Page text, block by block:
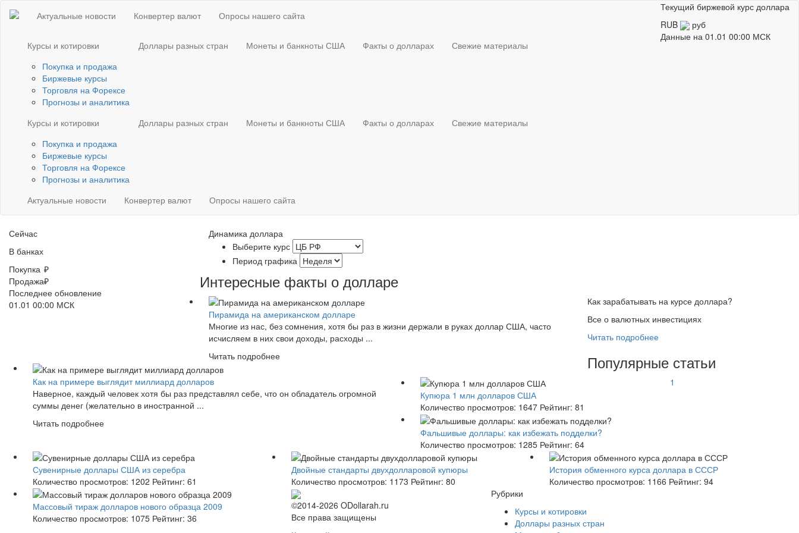
Текущий биржевой курс доллара
RUB
руб
Данные на 01.01 00:00 МСК
Актуальные новости Конвертер валют Опросы нашего сайта
Курсы и котировки
Покупка и продажа
Биржевые курсы
Торговля на Форексе
Прогнозы и аналитика
Доллары разных стран Монеты и банкноты США Факты о долларах Свежие материалы
Курсы и котировки
Покупка и продажа
Биржевые курсы
Торговля на Форексе
Прогнозы и аналитика
Доллары разных стран Монеты и банкноты США Факты о долларах Свежие материалы
Актуальные новости Конвертер валют Опросы нашего сайта
Сейчас
В банках
Покупка ₽
Продажа₽
Последнее обновление
01.01 00:00 МСК
Динамика доллара
Выберите курс
Период графика
Интересные факты о долларе
Пирамида на американском долларе
Многие из нас, без сомнения, хотя бы раз в жизни держали в руках доллар США, часто
исчисляем в них свои доходы, расходы ...
Читать подробнее
Как на примере выглядит миллиард долларов
Наверное, каждый человек хотя бы раз представлял себе, что он обладатель огромной
суммы денег (желательно в иностранной ...
Читать подробнее
Как зарабатывать на курсе доллара?
Все о валютных инвестициях
Читать подробнее
Популярные статьи
Купюра 1 млн долларов США
Количество просмотров: 1647 Рейтинг: 81
Фальшивые доллары: как избежать подделки?
Количество просмотров: 1285 Рейтинг: 64
Сувенирные доллары США из серебра
Количество просмотров: 1202 Рейтинг: 61
Двойные стандарты двухдолларовой купюры
Количество просмотров: 1173 Рейтинг: 80
История обменного курса доллара в СССР
Количество просмотров: 1166 Рейтинг:94
Массовый тираж долларов нового образца 2009
Количество просмотров: 1075 Рейтинг: 36
1
©2014-2026 ODollarah.ru
Все права защищены
Рубрики
Курсы и котировки
Доллары разных стран